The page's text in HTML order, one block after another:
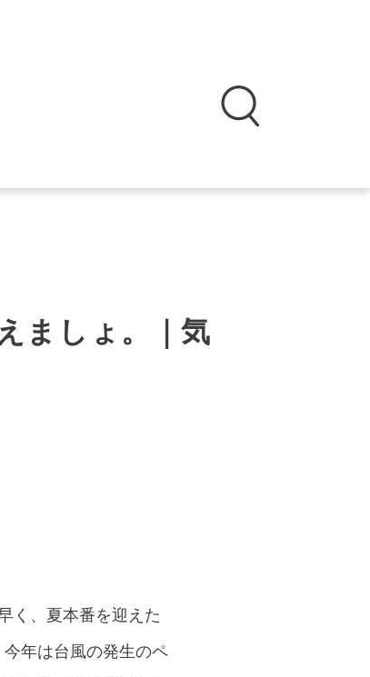
ましょ。｜気
く、夏本番を迎えた
年は台風の発生のペ